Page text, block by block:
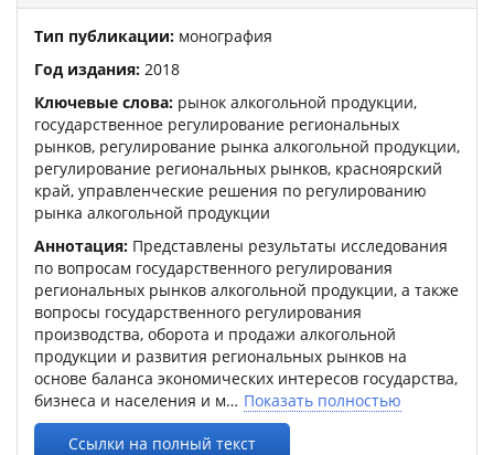
Тип публикации: монография
Год издания: 2018
Ключевые слова: рынок алкогольной продукции,
государственное регулирование региональных
рынков, регулирование рынка алкогольной продукции,
регулирование региональных рынков, красноярский
край, управленческие решения по регулированию
рынка алкогольной продукции
Аннотация: Представлены результаты исследования
по вопросам государственного регулирования
региональных рынков алкогольной продукции, а также
вопросы государственного регулирования
производства, оборота и продажи алкогольной
продукции и развития региональных рынков на
основе баланса экономических интересов государства,
бизнеса и населения и м
Показать полностью
Ссылки на полный текст